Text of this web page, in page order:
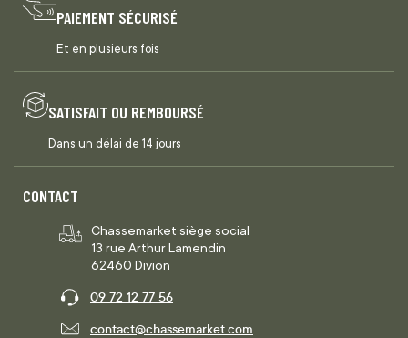
PAIEMENT SÉCURISÉ
Et en plusieurs fois
SATISFAIT OU REMBOURSÉ
Dans un délai de 14 jours
CONTACT
Chassemarket siège social
13 rue Arthur Lamendin
62460 Divion
09 72 12 77 56
contact@chassemarket.com